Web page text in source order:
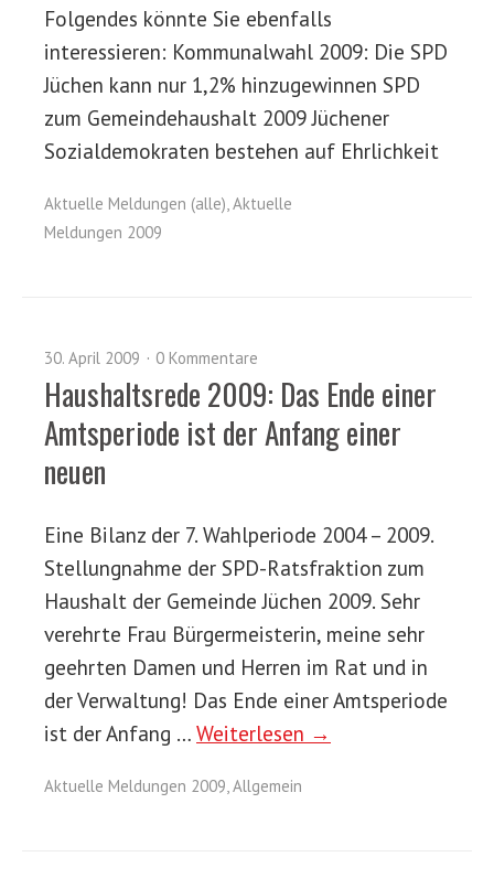
Folgendes könnte Sie ebenfalls
interessieren: Kommunalwahl 2009: Die SPD
Jüchen kann nur 1,2% hinzugewinnen SPD
zum Gemeindehaushalt 2009 Jüchener
Sozialdemokraten bestehen auf Ehrlichkeit
Aktuelle Meldungen (alle),Aktuelle
Meldungen 2009
30. April 2009 0 Kommentare
Haushaltsrede 2009: Das Ende einer
Amtsperiode ist der Anfang einer
neuen
Eine Bilanz der 7. Wahlperiode 2004 – 2009.
Stellungnahme der SPD-Ratsfraktion zum
Haushalt der Gemeinde Jüchen 2009. Sehr
verehrte Frau Bürgermeisterin, meine sehr
geehrten Damen und Herren im Rat und in
der Verwaltung! Das Ende einer Amtsperiode
ist der Anfang … Weiterlesen →
Aktuelle Meldungen 2009,Allgemein